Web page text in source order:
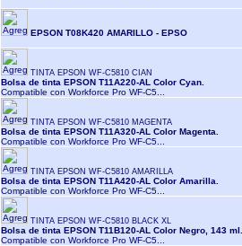
EPSON T08K420 AMARILLO - EPSO
TINTA EPSON WF-C5810 CIAN
Bolsa de tinta EPSON T11A220-AL Color Cyan.
Compatible con Workforce Pro WF-C5...
TINTA EPSON WF-C5810 MAGENTA
Bolsa de tinta EPSON T11A320-AL Color Magenta.
Compatible con Workforce Pro WF-C5...
TINTA EPSON WF-C5810 AMARILLA
Bolsa de tinta EPSON T11A420-AL Color Amarilla.
Compatible con Workforce Pro WF-C5...
TINTA EPSON WF-C5810 BLACK XL
Bolsa de tinta EPSON T11B120-AL Color Negro, 143 ml.
Compatible con Workforce Pro WF-C5...